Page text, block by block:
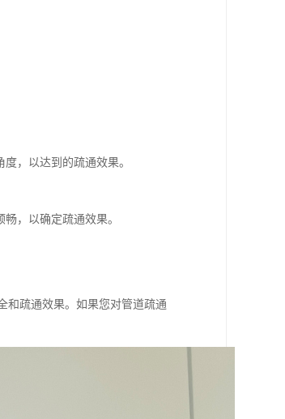
，以达到的疏通效果。
，以确定疏通效果。
和疏通效果。如果您对管道疏通